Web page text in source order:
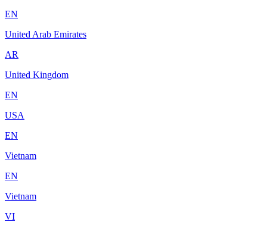
EN
United Arab Emirates
AR
United Kingdom
EN
USA
EN
Vietnam
EN
Vietnam
VI